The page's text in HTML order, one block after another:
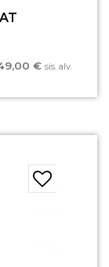
€ sis. alv.